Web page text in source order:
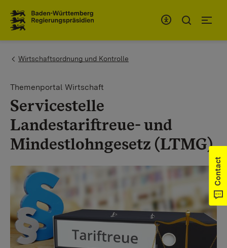
You are here:
Wirtschaftsordnung und Kontrolle
Themenportal Wirtschaft
Servicestelle
Landestariftreue- und
Mindestlohngesetz (LTMG)
Contact